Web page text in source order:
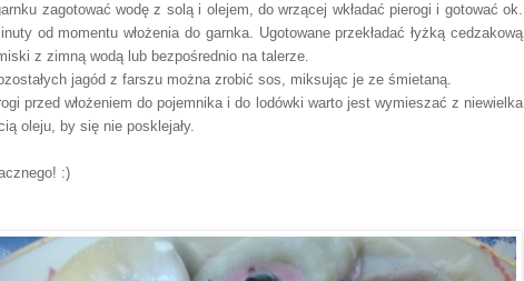
zagotować wodę z solą i olejem, do wrzącej wkładać pierogi i gotować ok.
od momentu włożenia do garnka. Ugotowane przekładać łyżką cedzakową
z zimną wodą lub bezpośrednio na talerze.
jagód z farszu można zrobić sos, miksując je ze śmietaną.
przed włożeniem do pojemnika i do lodówki warto jest wymieszać z niewielka
oleju, by się nie posklejały.
:)